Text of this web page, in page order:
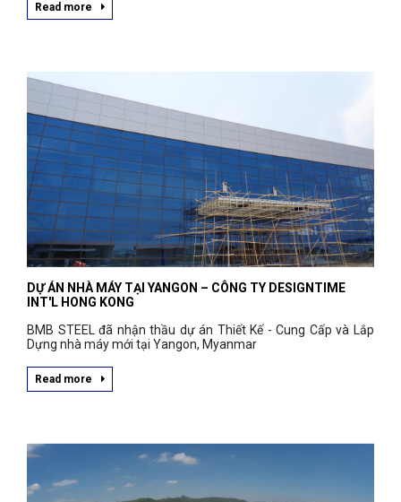
Read more
DỰ ÁN NHÀ MÁY TẠI YANGON – CÔNG TY DESIGNTIME
INT'L HONG KONG
BMB STEEL đã nhận thầu dự án Thiết Kế - Cung Cấp và Lắp
Dựng nhà máy mới tại Yangon, Myanmar
Read more